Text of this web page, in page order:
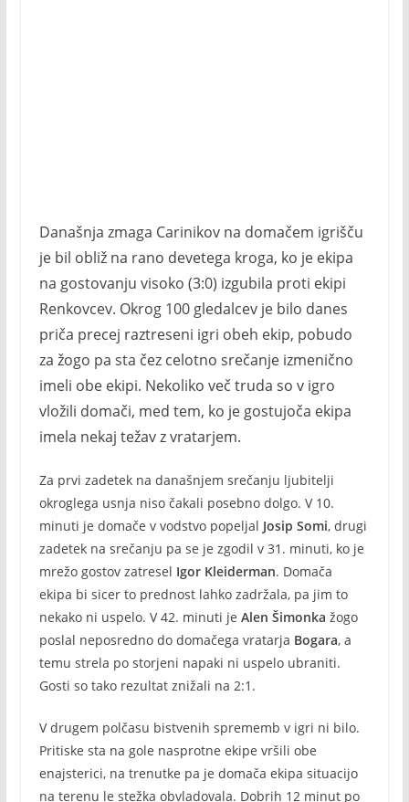
Današnja zmaga Carinikov na domačem igrišču
je bil obliž na rano devetega kroga, ko je ekipa
na gostovanju visoko (3:0) izgubila proti ekipi
Renkovcev. Okrog 100 gledalcev je bilo danes
priča precej raztreseni igri obeh ekip, pobudo
za žogo pa sta čez celotno srečanje izmenično
imeli obe ekipi. Nekoliko več truda so v igro
vložili domači, med tem, ko je gostujoča ekipa
imela nekaj težav z vratarjem.
Za prvi zadetek na današnjem srečanju ljubitelji
okroglega usnja niso čakali posebno dolgo. V 10.
minuti je domače v vodstvo popeljal Josip Somi, drugi
zadetek na srečanju pa se je zgodil v 31. minuti, ko je
mrežo gostov zatresel Igor Kleiderman. Domača
ekipa bi sicer to prednost lahko zadržala, pa jim to
nekako ni uspelo. V 42. minuti je Alen Šimonka žogo
poslal neposredno do domačega vratarja Bogara, a
temu strela po storjeni napaki ni uspelo ubraniti.
Gosti so tako rezultat znižali na 2:1.
V drugem polčasu bistvenih sprememb v igri ni bilo.
Pritiske sta na gole nasprotne ekipe vršili obe
enajsterici, na trenutke pa je domača ekipa situacijo
na terenu le stežka obvladovala. Dobrih 12 minut po